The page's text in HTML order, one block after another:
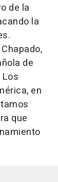
de la
la
de
en
que